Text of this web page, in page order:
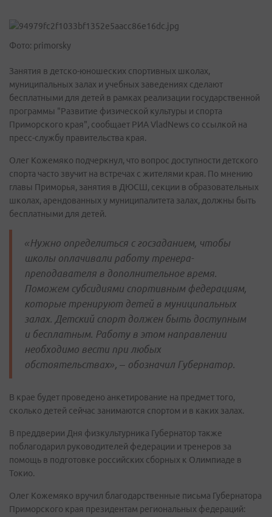
Фото: primorsky
Занятия в детско-юношеских спортивных школах,
муниципальных залах и учебных заведениях сделают
бесплатными для детей в рамках реализации государственной
программы "Развитие физической культуры и спорта
Приморского края", сообщает РИА VladNews со ссылкой на
пресс-службу правительства края.
Олег Кожемяко подчеркнул, что вопрос доступности детского
спорта часто звучит на встречах с жителями края. По мнению
главы Приморья, занятия в ДЮСШ, секции в образовательных
школах, арендованных у муниципалитета залах, должны быть
бесплатными для детей.
«Нужно определиться с госзаданием, чтобы
школы оплачивали работу тренера-
преподавателя в дополнительное время.
Поможем субсидиями спортивным федерациям,
которые тренируют детей в муниципальных
залах. Детский спорт должен быть доступным
и бесплатным. Работу в этом направлении
необходимо вести при любых
обстоятельствах», – обозначил Губернатор.
В крае будет проведено анкетирование на предмет того,
сколько детей сейчас занимаются спортом и в каких залах.
В преддверии Дня физкультурника Губернатор также
поблагодарил руководителей федерации и тренеров за
помощь в подготовке российских сборных к Олимпиаде в
Токио.
Олег Кожемяко вручил благодарственные письма Губернатора
Приморского края президентам региональных федераций: